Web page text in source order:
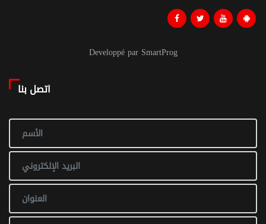
Developpé par SmartProg
اتصل بنا